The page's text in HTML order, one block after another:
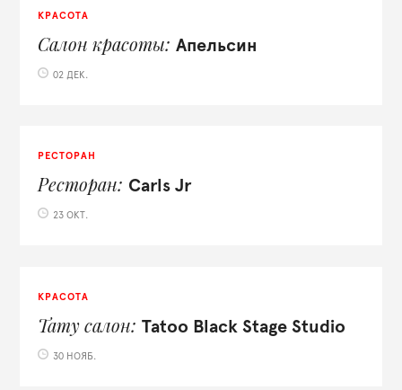
КРАСОТА
Салон красоты Апельсин
02 ДЕК.
РЕСТОРАН
Ресторан Carls Jr
23 ОКТ.
КРАСОТА
Тату салон Tatoo Black Stage Studio
30 НОЯБ.